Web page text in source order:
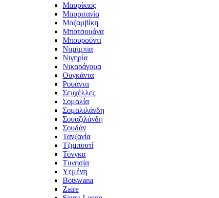
Μαυρίκιος
Μαυριτανία
Μοζαμβίκη
Μποτσουάνα
Μπουρούντι
Ναμίμπια
Νιγηρία
Νικαράγουα
Ουγκάντα
Ρουάντα
Σευχέλλες
Σομαλία
Σομαλιλάνδη
Σουαζιλάνδη
Σουδάν
Τανζανία
Τζιμπουτί
Τόνγκα
Τυνησία
Υεμένη
Botswana
Zaire